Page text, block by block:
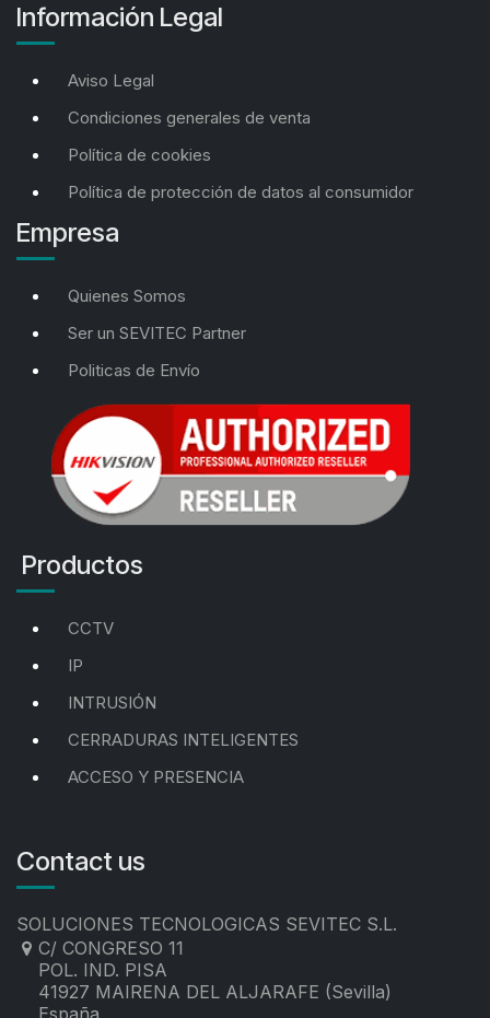
Información Legal
Aviso Legal
Condiciones generales de venta
Política de cookies
Política de protección de datos al consumidor
Empresa
Quienes Somos
Ser un SEVITEC Partner
Politicas de Envío
Productos
CCTV
IP
INTRUSIÓN
CERRADURAS INTELIGENTES
ACCESO Y PRESENCIA
Contact us
SOLUCIONES TECNOLOGICAS SEVITEC S.L.
C/ CONGRESO 11
POL. IND. PISA
41927 MAIRENA DEL ALJARAFE (Sevilla)